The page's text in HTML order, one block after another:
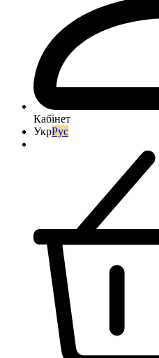
Кабінет
УкрРус